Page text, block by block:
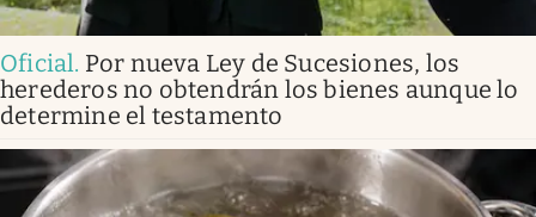
Oficial. Por nueva Ley de Sucesiones, los
herederos no obtendrán los bienes aunque lo
determine el testamento